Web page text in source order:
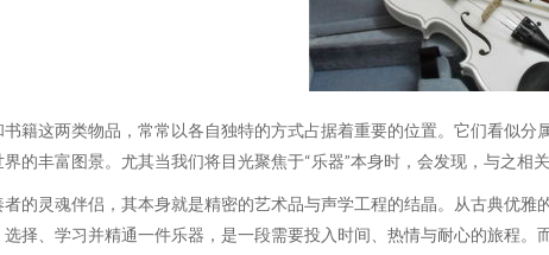
籍这两类物品，常常以各自独特的方式占据着重要的位置。它们看
的丰富图景。尤其当我们将目光聚焦于“乐器”本身时，会发现，与之相
的灵魂伴侣，其本身就是精密的艺术品与声学工程的结晶。从古典优
择、学习并精通一件乐器，是一段需要投入时间、热情与耐心的旅程。